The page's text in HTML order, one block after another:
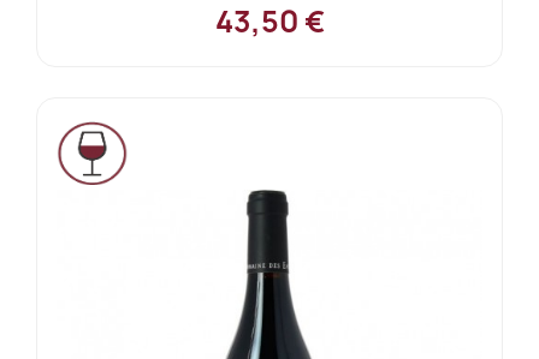
43,50 €